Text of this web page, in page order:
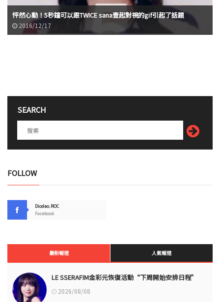
怦然心動！5秒鐘可以跟TWICE sana壹起對視的gif引起了話題
2016/12/17
SEARCH
FOLLOW
Diodeo.ROC
Facebook
最新報道 人氣報道
LE SSERAFIM金彩元恢復活動“下周開始安排日程”
2026/08/08